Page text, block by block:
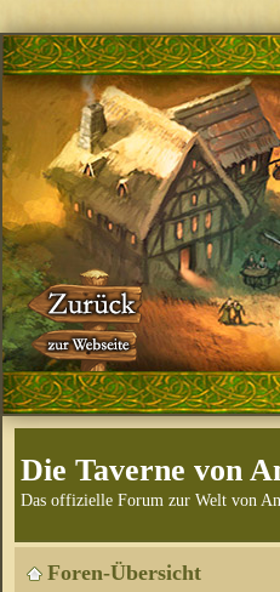
Die Taverne von
Das offizielle Forum zur Welt von
Foren-Übersicht